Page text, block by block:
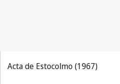
Acta de Estocolmo (1967)